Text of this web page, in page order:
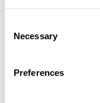
Selection
Necessary
Preferences
Memtime ist von
Das bedeutet, du